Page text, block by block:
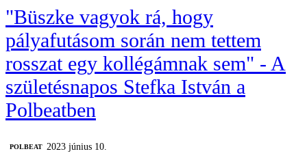
"Büszke vagyok rá, hogy
pályafutásom során nem tettem
rosszat egy kollégámnak sem" - A
születésnapos Stefka István a
Polbeatben
‎POLBEAT 2023 június 10.